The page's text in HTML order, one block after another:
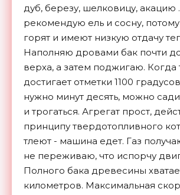
дуб, березу, шелковицу, акацию
рекомендую ель и сосну,
горят и имеют низкую отдачу
Наполняю дровами бак почти
верха, а затем поджигаю. Когда
достигает отметки 1100
нужно минут десять, можно
и трогаться. Агрегат прост,
принципу твердотопливного
тлеют - машина едет. Газ
не переживаю, что испорчу
Полного бака древесины
километров. Максимальная